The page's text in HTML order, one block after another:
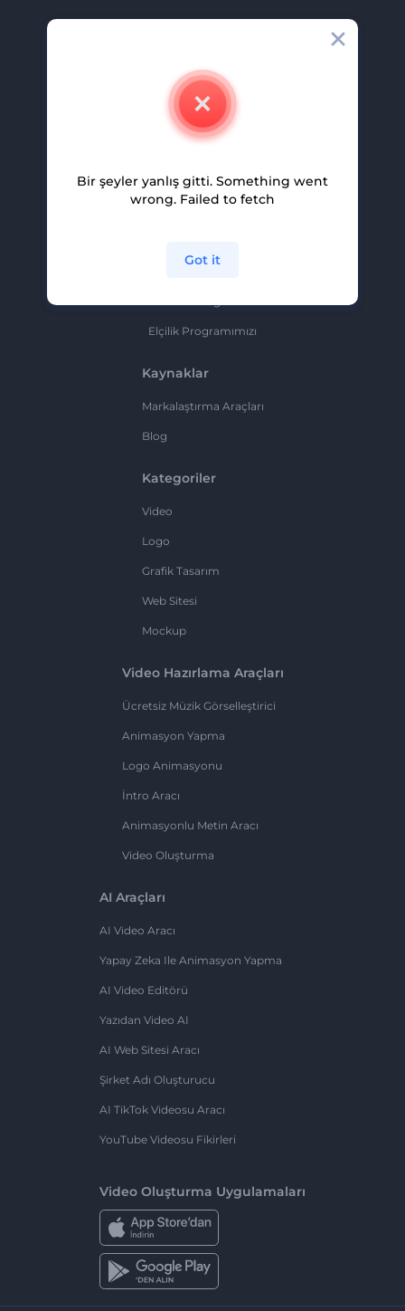
İletişim
Kariyer
Ortaklık Programı
Elçilik Programımızı
Kaynaklar
Markalaştırma Araçları
Blog
Kategoriler
Video
Logo
Grafik Tasarım
Web Sitesi
Mockup
Video Hazırlama Araçları
Ücretsiz Müzik Görselleştirici
Animasyon Yapma
Logo Animasyonu
İntro Aracı
Animasyonlu Metin Aracı
Video Oluşturma
AI Araçları
AI Video Aracı
Yapay Zeka Ile Animasyon Yapma
AI Video Editörü
Yazıdan Video AI
AI Web Sitesi Aracı
Şirket Adı Oluşturucu
AI TikTok Videosu Aracı
YouTube Videosu Fikirleri
Video Oluşturma Uygulamaları
Bir şeyler yanlış gitti. Something went
wrong. Failed to fetch
Got it